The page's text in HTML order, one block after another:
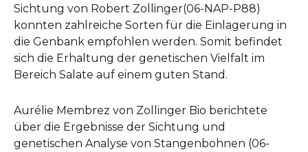
Sichtung von Robert Zollinger(06-NAP-P88)
konnten zahlreiche Sorten für die Einlagerung in
die Genbank empfohlen werden. Somit befindet
sich die Erhaltung der genetischen Vielfalt im
Bereich Salate auf einem guten Stand.
Aurélie Membrez von Zollinger Bio berichtete
über die Ergebnisse der Sichtung und
genetischen Analyse von Stangenbohnen (06-